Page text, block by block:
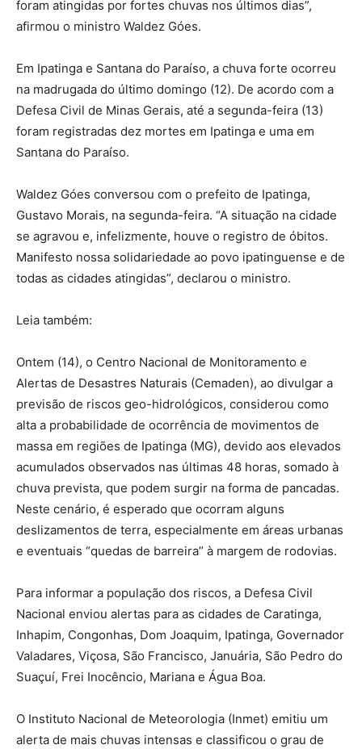
foram atingidas por fortes chuvas nos últimos dias”,
afirmou o ministro Waldez Góes.
Em Ipatinga e Santana do Paraíso, a chuva forte ocorreu
na madrugada do último domingo (12). De acordo com a
Defesa Civil de Minas Gerais, até a segunda-feira (13)
foram registradas dez mortes em Ipatinga e uma em
Santana do Paraíso.
Waldez Góes conversou com o prefeito de Ipatinga,
Gustavo Morais, na segunda-feira. “A situação na cidade
se agravou e, infelizmente, houve o registro de óbitos.
Manifesto nossa solidariedade ao povo ipatinguense e de
todas as cidades atingidas”, declarou o ministro.
Leia também:
Ontem (14), o Centro Nacional de Monitoramento e
Alertas de Desastres Naturais (Cemaden), ao divulgar a
previsão de riscos geo-hidrológicos, considerou como
alta a probabilidade de ocorrência de movimentos de
massa em regiões de Ipatinga (MG), devido aos elevados
acumulados observados nas últimas 48 horas, somado à
chuva prevista, que podem surgir na forma de pancadas.
Neste cenário, é esperado que ocorram alguns
deslizamentos de terra, especialmente em áreas urbanas
e eventuais “quedas de barreira” à margem de rodovias.
Para informar a população dos riscos, a Defesa Civil
Nacional enviou alertas para as cidades de Caratinga,
Inhapim, Congonhas, Dom Joaquim, Ipatinga, Governador
Valadares, Viçosa, São Francisco, Januária, São Pedro do
Suaçuí, Frei Inocêncio, Mariana e Água Boa.
O Instituto Nacional de Meteorologia (Inmet) emitiu um
alerta de mais chuvas intensas e classificou o grau de